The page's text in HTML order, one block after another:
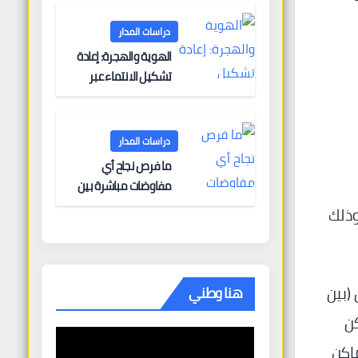
(بين
دراسات المدار
الهوية والهجرة: إعادة
تشكيل الانتماء عبر
دراسات المدار
ما فرص نجاح أي
مفاوضات مباشرة بين
هنا وطني